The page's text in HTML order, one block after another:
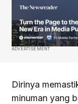
ADVERTISEMENT
Dirinya
minuman yang